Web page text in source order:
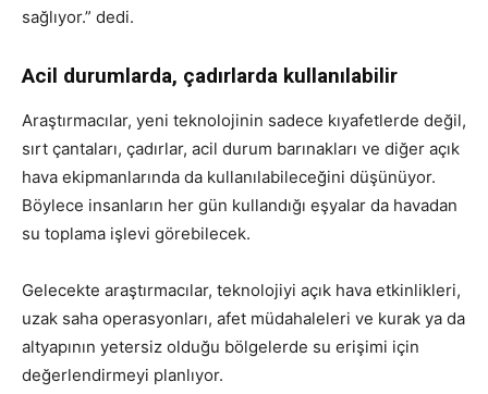
sağlıyor.” dedi.
Acil durumlarda, çadırlarda kullanılabilir
Araştırmacılar, yeni teknolojinin sadece kıyafetlerde değil,
sırt çantaları, çadırlar, acil durum barınakları ve diğer açık
hava ekipmanlarında da kullanılabileceğini düşünüyor.
Böylece insanların her gün kullandığı eşyalar da havadan
su toplama işlevi görebilecek.
Gelecekte araştırmacılar, teknolojiyi açık hava etkinlikleri,
uzak saha operasyonları, afet müdahaleleri ve kurak ya da
altyapının yetersiz olduğu bölgelerde su erişimi için
değerlendirmeyi planlıyor.